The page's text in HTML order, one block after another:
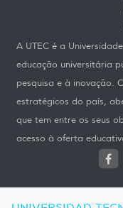
A UTEC é a
educação universitária
pesquisa e à inovação.
estratégicos do país,
que tem entre os seus
acesso à oferta